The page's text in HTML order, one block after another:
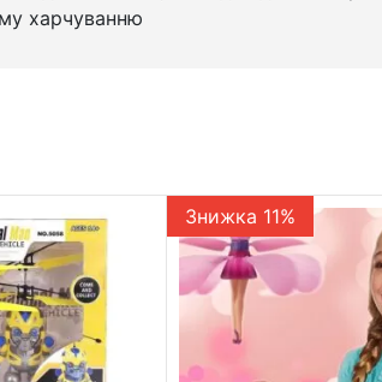
харчуванню
Знижка 11%